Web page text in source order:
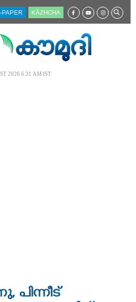
PAPER KĀZHCHA
2026 6.31 AM IST
പിന്നീട്